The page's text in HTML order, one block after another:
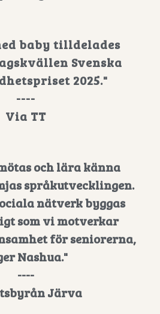
baby tilldelades
Svenska
2025."
----
Via TT
och lära känna
språkutvecklingen.
nätverk byggas
som vi motverkar
för seniorerna,
Nashua."
----
Järva